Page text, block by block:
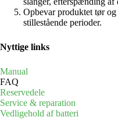
Opbevar produktet tør
stillestående perioder.
Nyttige links
Manual
FAQ
Reservedele
Service & reparation
Vedligehold af batteri